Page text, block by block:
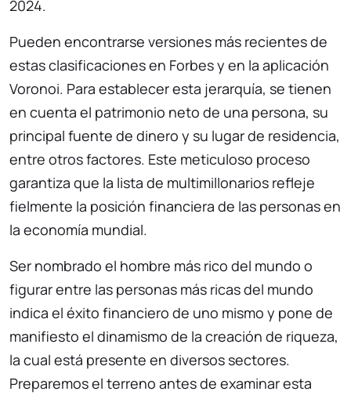
2024.
Pueden encontrarse versiones más recientes de
estas clasificaciones en Forbes y en la aplicación
Voronoi. Para establecer esta jerarquía, se tienen
en cuenta el patrimonio neto de una persona, su
principal fuente de dinero y su lugar de residencia,
entre otros factores. Este meticuloso proceso
garantiza que la lista de multimillonarios refleje
fielmente la posición financiera de las personas en
la economía mundial.
Ser nombrado el hombre más rico del mundo o
figurar entre las personas más ricas del mundo
indica el éxito financiero de uno mismo y pone de
manifiesto el dinamismo de la creación de riqueza,
la cual está presente en diversos sectores.
Preparemos el terreno antes de examinar esta